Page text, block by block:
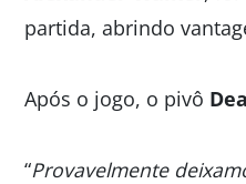
partida, abrindo
Após o jogo, o pivô
“Provavelmente